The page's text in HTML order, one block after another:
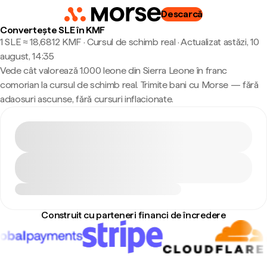
Descarcă
Convertește SLE în KMF
1 SLE ≈ 18,6812 KMF · Cursul de schimb real ·Actualizat astăzi, 10
august, 14:35
Vede cât valorează 1.000 leone din Sierra Leone în franc
comorian la cursul de schimb real. Trimite bani cu Morse — fără
adaosuri ascunse, fără cursuri inflacionate.
Construit cu parteneri financi de încredere